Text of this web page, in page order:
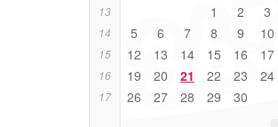
13 1 2 3
14 5 6 7 8 9 10
15 12 13 14 15 16 17
16 19 20 21 22 23 24
17 26 27 28 29 30